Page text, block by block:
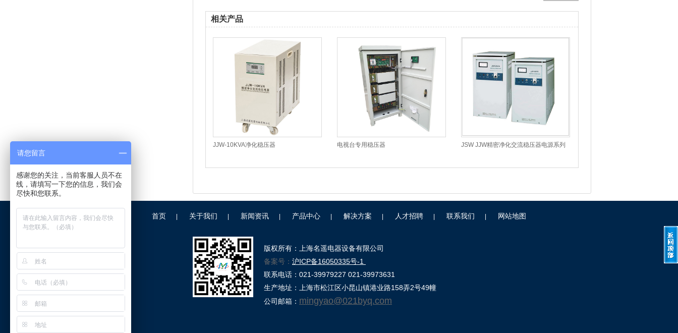
相关产品
JJW-10KVA净化稳压器 电视台专用稳压器 JSW JJW精密净化交流稳压器电源系列
首页 关于我们 新闻资讯 产品中心 解决方案 人才招聘 联系我们 网站地图
版权所有：上海名遥电器设备有限公司
备案号： 沪ICP备16050335号-1
联系电话：021-39979227 021-39973631
生产地址：上海市松江区小昆山镇港业路158弄2号49幢
公司邮箱： mingyao@021byq.com
请您留言
感谢您的关注，当前客服人员不在
线，请填写一下您的信息，我们会
尽快和您联系。